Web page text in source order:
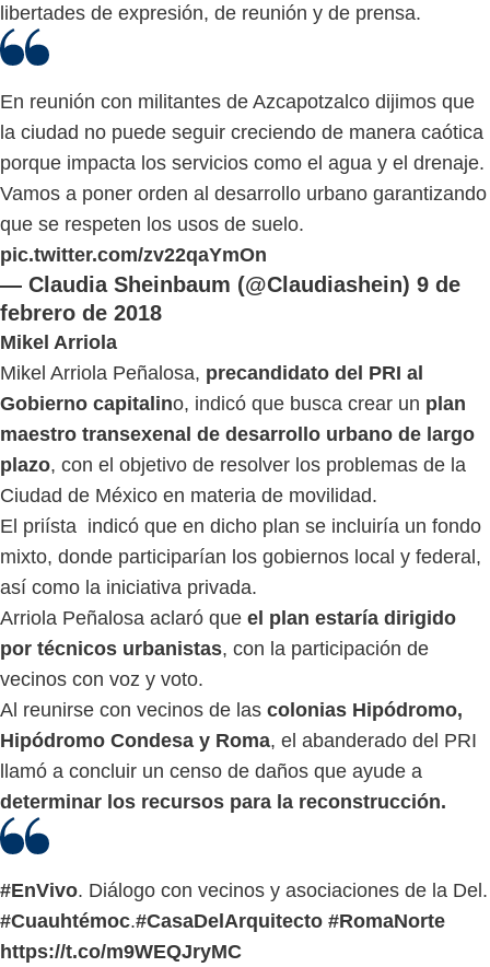
libertades de expresión, de reunión y de prensa.
En reunión con militantes de Azcapotzalco dijimos que
la ciudad no puede seguir creciendo de manera caótica
porque impacta los servicios como el agua y el drenaje.
Vamos a poner orden al desarrollo urbano garantizando
que se respeten los usos de suelo.
pic.twitter.com/zv22qaYmOn
— Claudia Sheinbaum (@Claudiashein) 9 de
febrero de 2018
Mikel Arriola
Mikel Arriola Peñalosa, precandidato del PRI al
Gobierno capitalino, indicó que busca crear un plan
maestro transexenal de desarrollo urbano de largo
plazo, con el objetivo de resolver los problemas de la
Ciudad de México en materia de movilidad.
El priísta indicó que en dicho plan se incluiría un fondo
mixto, donde participarían los gobiernos local y federal,
así como la iniciativa privada.
Arriola Peñalosa aclaró que el plan estaría dirigido
por técnicos urbanistas, con la participación de
vecinos con voz y voto.
Al reunirse con vecinos de las colonias Hipódromo,
Hipódromo Condesa y Roma, el abanderado del PRI
llamó a concluir un censo de daños que ayude a
determinar los recursos para la reconstrucción.
#EnVivo. Diálogo con vecinos y asociaciones de la Del.
#Cuauhtémoc.#CasaDelArquitecto #RomaNorte
https://t.co/m9WEQJryMC